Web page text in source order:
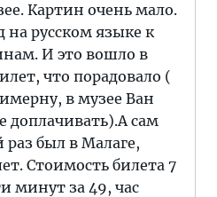
Картин очень мало.
на русском языке к
И это вошло в
что порадовало (
в музее Ван
доплачивать).А сам
раз был в Малаге,
Стоимость билета 7
минут за 49, час